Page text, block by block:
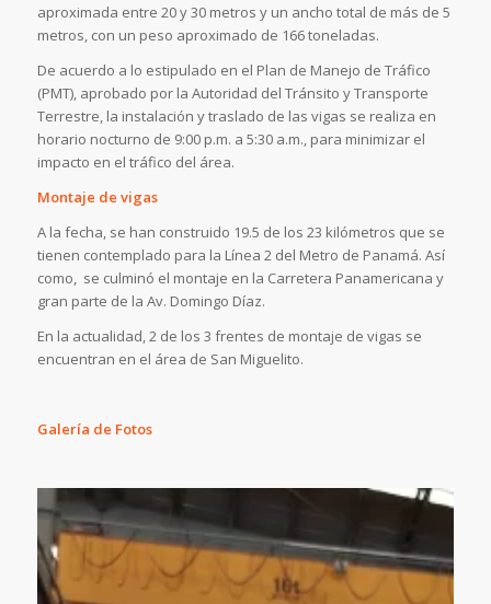
aproximada entre 20 y 30 metros y un ancho total de más de 5
metros, con un peso aproximado de 166 toneladas.
De acuerdo a lo estipulado en el Plan de Manejo de Tráfico
(PMT), aprobado por la Autoridad del Tránsito y Transporte
Terrestre, la instalación y traslado de las vigas se realiza en
horario nocturno de 9:00 p.m. a 5:30 a.m., para minimizar el
impacto en el tráfico del área.
Montaje de vigas
A la fecha, se han construido 19.5 de los 23 kilómetros que se
tienen contemplado para la Línea 2 del Metro de Panamá. Así
como, se culminó el montaje en la Carretera Panamericana y
gran parte de la Av. Domingo Díaz.
En la actualidad, 2 de los 3 frentes de montaje de vigas se
encuentran en el área de San Miguelito.
Galería de Fotos